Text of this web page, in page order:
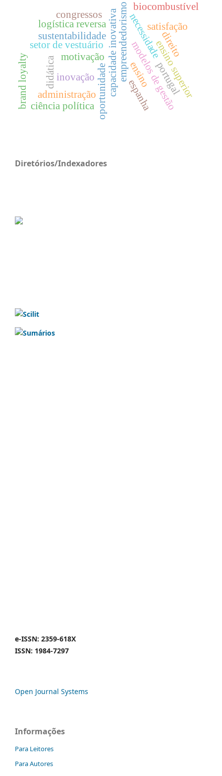
inovação capacidade inovativa
setor de vestuário empreendedorismo
oportunidade
necessidade
modelos de gestão
satisfação
administração
didática ensino
motivação ensino superior
direito
logística reversa
sustentabilidade
biocombustível
congressos
ciência política espanha portugal
brand loyalty
Diretórios/Indexadores
e-ISSN: 2359-618X
ISSN: 1984-7297
Open Journal Systems
Informações
Para Leitores
Para Autores